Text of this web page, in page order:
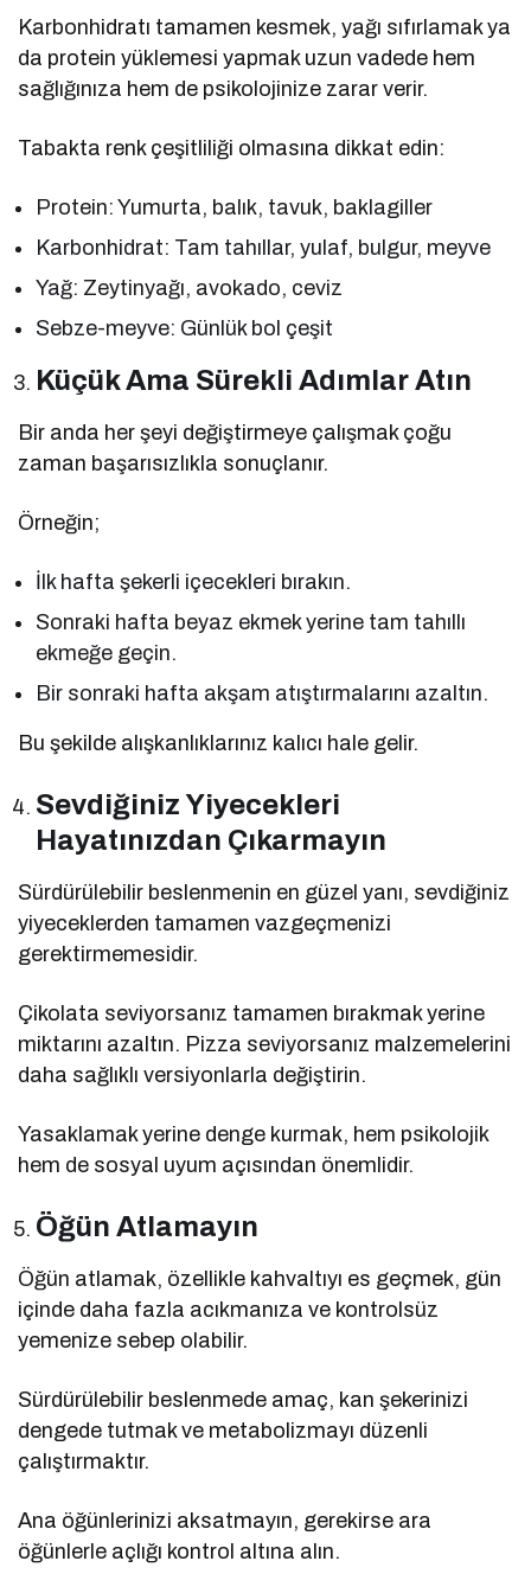
Karbonhidratı tamamen kesmek, yağı sıfırlamak ya
da protein yüklemesi yapmak uzun vadede hem
sağlığınıza hem de psikolojinize zarar verir.
Tabakta renk çeşitliliği olmasına dikkat edin:
Protein: Yumurta, balık, tavuk, baklagiller
Karbonhidrat: Tam tahıllar, yulaf, bulgur, meyve
Yağ: Zeytinyağı, avokado, ceviz
Sebze-meyve: Günlük bol çeşit
Küçük Ama Sürekli Adımlar Atın
Bir anda her şeyi değiştirmeye çalışmak çoğu
zaman başarısızlıkla sonuçlanır.
Örneğin;
İlk hafta şekerli içecekleri bırakın.
Sonraki hafta beyaz ekmek yerine tam tahıllı
ekmeğe geçin.
Bir sonraki hafta akşam atıştırmalarını azaltın.
Bu şekilde alışkanlıklarınız kalıcı hale gelir.
Sevdiğiniz Yiyecekleri
Hayatınızdan Çıkarmayın
Sürdürülebilir beslenmenin en güzel yanı, sevdiğiniz
yiyeceklerden tamamen vazgeçmenizi
gerektirmemesidir.
Çikolata seviyorsanız tamamen bırakmak yerine
miktarını azaltın. Pizza seviyorsanız malzemelerini
daha sağlıklı versiyonlarla değiştirin.
Yasaklamak yerine denge kurmak, hem psikolojik
hem de sosyal uyum açısından önemlidir.
Öğün Atlamayın
Öğün atlamak, özellikle kahvaltıyı es geçmek, gün
içinde daha fazla acıkmanıza ve kontrolsüz
yemenize sebep olabilir.
Sürdürülebilir beslenmede amaç, kan şekerinizi
dengede tutmak ve metabolizmayı düzenli
çalıştırmaktır.
Ana öğünlerinizi aksatmayın, gerekirse ara
öğünlerle açlığı kontrol altına alın.